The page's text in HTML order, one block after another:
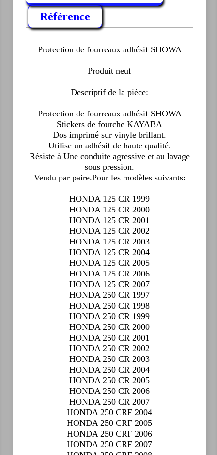
Référence
Protection de fourreaux adhésif SHOWA
Produit neuf
Descriptif de la pièce:
Protection de fourreaux adhésif SHOWA
Stickers de fourche KAYABA
Dos imprimé sur vinyle brillant.
Utilise un adhésif de haute qualité.
Résiste à Une conduite agressive et au lavage
sous pression.
Vendu par paire.Pour les modèles suivants:
HONDA 125 CR 1999
HONDA 125 CR 2000
HONDA 125 CR 2001
HONDA 125 CR 2002
HONDA 125 CR 2003
HONDA 125 CR 2004
HONDA 125 CR 2005
HONDA 125 CR 2006
HONDA 125 CR 2007
HONDA 250 CR 1997
HONDA 250 CR 1998
HONDA 250 CR 1999
HONDA 250 CR 2000
HONDA 250 CR 2001
HONDA 250 CR 2002
HONDA 250 CR 2003
HONDA 250 CR 2004
HONDA 250 CR 2005
HONDA 250 CR 2006
HONDA 250 CR 2007
HONDA 250 CRF 2004
HONDA 250 CRF 2005
HONDA 250 CRF 2006
HONDA 250 CRF 2007